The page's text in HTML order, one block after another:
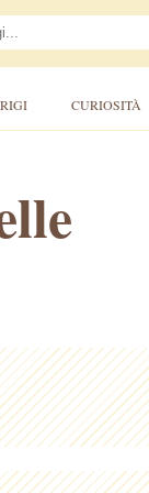
CURIOSITÀ